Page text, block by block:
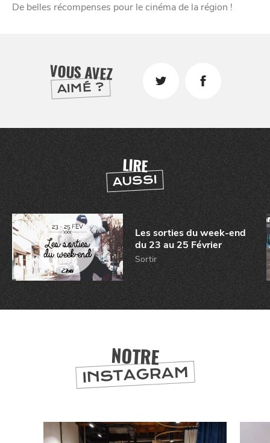
De belles récompenses pour le cinéma de la région !
VOUS AVEZ
AIMÉ ?
LIRE
AUSSI
Les sorties du week-end
du 23 au 25 Février
Sortir
NOTRE
INSTAGRAM
CANAILLE